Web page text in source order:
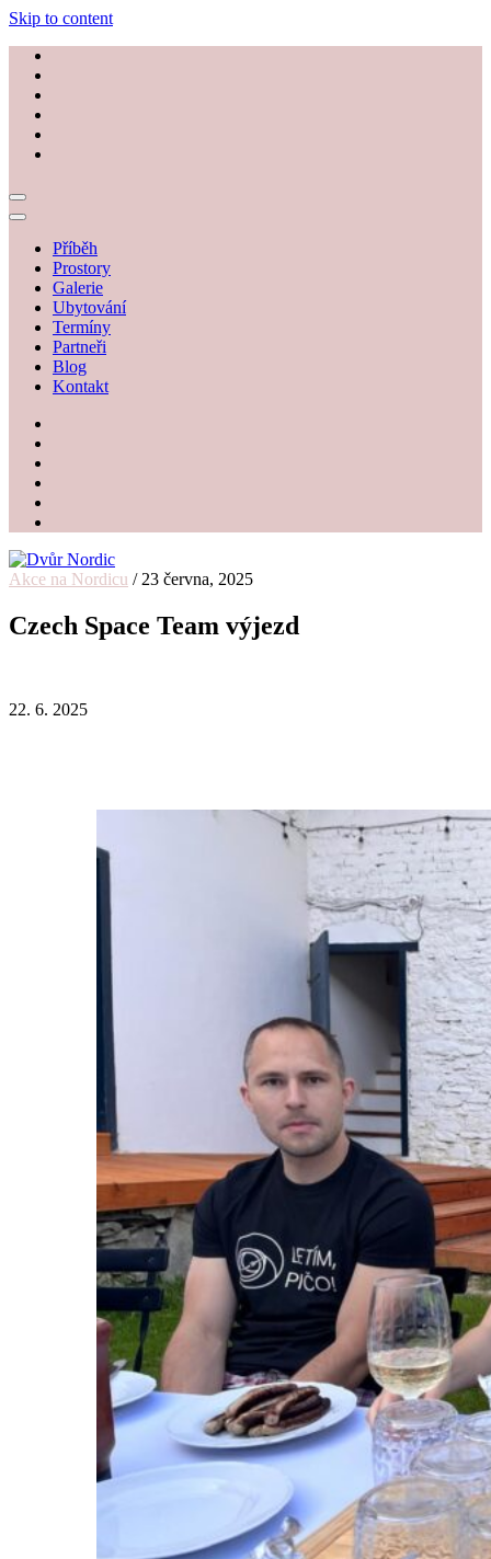
Skip to content
Příběh
Prostory
Galerie
Ubytování
Termíny
Partneři
Blog
Kontakt
Akce na Nordicu / 23 června, 2025
Czech Space Team výjezd
22. 6. 2025